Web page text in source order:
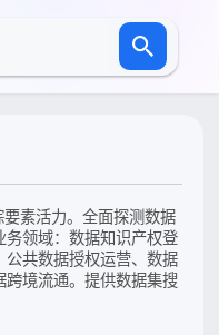
素活力。全面探测数据
领域：数据知识产权登
共数据授权运营、数据
境流通。提供数据集搜